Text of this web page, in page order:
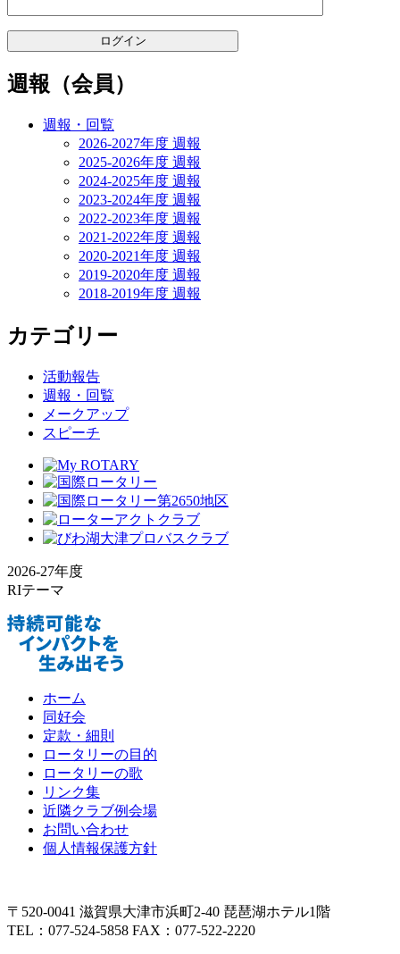
週報（会員）
週報・回覧
2026-2027年度 週報
2025-2026年度 週報
2024-2025年度 週報
2023-2024年度 週報
2022-2023年度 週報
2021-2022年度 週報
2020-2021年度 週報
2019-2020年度 週報
2018-2019年度 週報
カテゴリー
活動報告
週報・回覧
メークアップ
スピーチ
2026-27年度
RIテーマ
ホーム
同好会
定款・細則
ロータリーの目的
ロータリーの歌
リンク集
近隣クラブ例会場
お問い合わせ
個人情報保護方針
〒520-0041 滋賀県大津市浜町2-40 琵琶湖ホテル1階
TEL：077-524-5858 FAX：077-522-2220